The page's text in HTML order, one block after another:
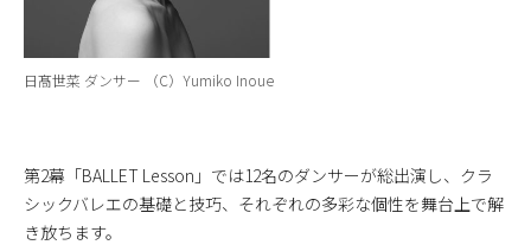
日髙世菜 ダンサー （C）Yumiko Inoue
第2幕「BALLET Lesson」では12名のダンサーが総出演し、クラ
シックバレエの基礎と技巧、それぞれの多彩な個性を舞台上で解
き放ちます。